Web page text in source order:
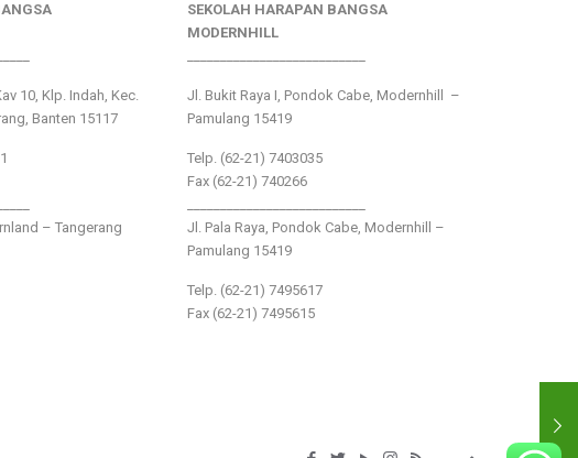
10, Klp. Indah, Kec.
Banten 15117
– Tangerang
SEKOLAH HARAPAN BANGSA
MODERNHILL
Jl. Bukit Raya I, Pondok Cabe, Modernhill –
Pamulang 15419
Telp. (62-21) 7403035
Fax (62-21) 740266
Jl. Pala Raya, Pondok Cabe, Modernhill –
Pamulang 15419
Telp. (62-21) 7495617
Fax (62-21) 7495615